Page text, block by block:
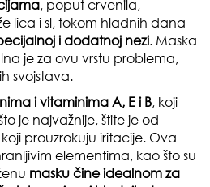
, poput crvenila,
lica i sl, tokom hladnih dana
i dodatnoj nezi. Maska
je za ovu vrstu problema,
svojstava.
i vitaminima A, E i B, koji
je najvažnije, štite je od
prouzrokuju iritacije. Ova
elementima, kao što su
masku čine idealnom za